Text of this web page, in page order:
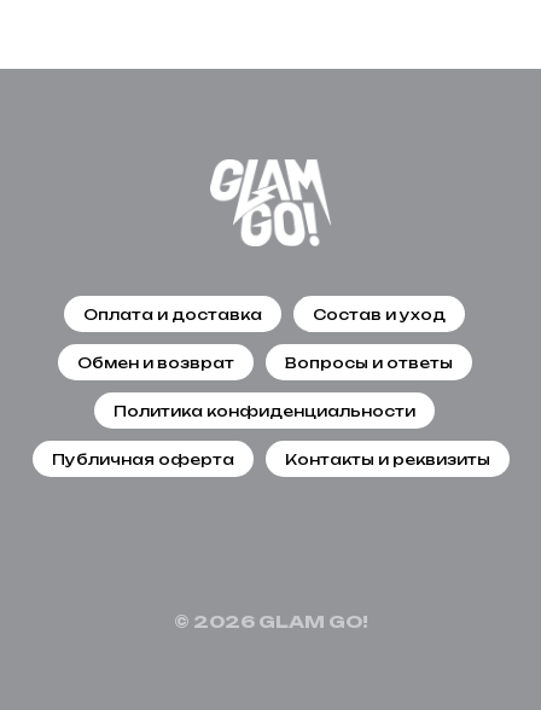
Оплата и доставка Состав и уход
Обмен и возврат Вопросы и ответы
Политика конфиденциальности
Публичная оферта Контакты и реквизиты
© 2026 GLAM GO!